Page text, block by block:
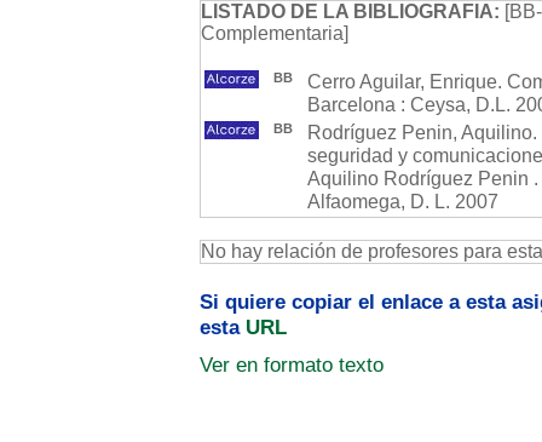
LISTADO DE LA BIBLIOGRAFIA:
Complementaria]
BB
Cerro Aguilar, Enrique.
Barcelona : Ceysa, D.L.
BB
Rodríguez Penin,
seguridad y
Aquilino Rodríguez Penin .
Alfaomega, D. L. 2007
No hay relación de profesores para
Si quiere copiar el enlace a esta
esta URL
Ver en formato texto